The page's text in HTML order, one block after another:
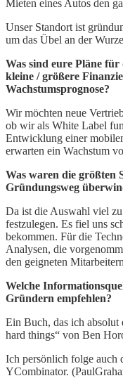
Mieten eines Autos den
Unser Standort ist
um das Übel an der
Was sind eure Pläne
kleine / größere
Wachstumsprognose?
Wir möchten neue
ob wir als White Label
Entwicklung einer
erwarten ein Wachstum
Was waren die größten
Gründungsweg
Da ist die Auswahl viel
festzulegen. Es fiel uns
bekommen. Für die
Analysen, die
den geigneten
Welche
Gründern empfehlen?
Ein Buch, das ich absolut
hard things“ von Ben
Ich persönlich folge auch
YCombinator.